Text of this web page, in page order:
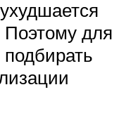
Поэтому для